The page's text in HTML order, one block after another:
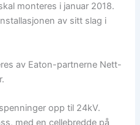
monteres i januar 2018.
av sitt slag i
av Eaton-partnerne Nett-
opp til 24kV.
med en cellebredde på